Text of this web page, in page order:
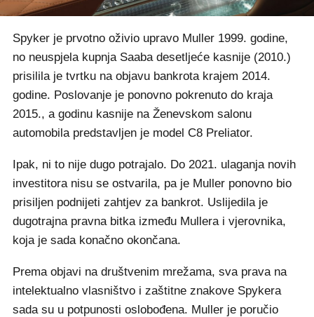
Spyker je prvotno oživio upravo Muller 1999. godine,
no neuspjela kupnja Saaba desetljeće kasnije (2010.)
prisilila je tvrtku na objavu bankrota krajem 2014.
godine. Poslovanje je ponovno pokrenuto do kraja
2015., a godinu kasnije na Ženevskom salonu
automobila predstavljen je model C8 Preliator.
Ipak, ni to nije dugo potrajalo. Do 2021. ulaganja novih
investitora nisu se ostvarila, pa je Muller ponovno bio
prisiljen podnijeti zahtjev za bankrot. Uslijedila je
dugotrajna pravna bitka između Mullera i vjerovnika,
koja je sada konačno okončana.
Prema objavi na društvenim mrežama, sva prava na
intelektualno vlasništvo i zaštitne znakove Spykera
sada su u potpunosti oslobođena. Muller je poručio